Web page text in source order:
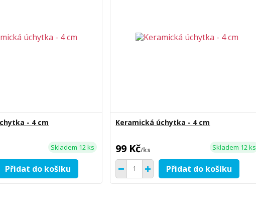
- 4 cm
Skladem 12 ks
Přidat do košíku
Keramická úchytka - 4 cm
99 Kč/ks Skladem 12 ks
Přidat do košíku